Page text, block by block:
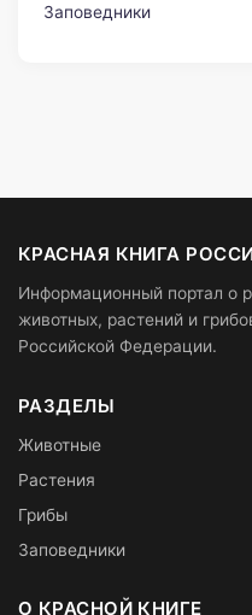
Заповедники
КРАСНАЯ КНИГА
Информационный портал о
животных, растений и
Российской Федерации.
РАЗДЕЛЫ
Животные
Растения
Грибы
Заповедники
О КРАСНОЙ КНИГЕ